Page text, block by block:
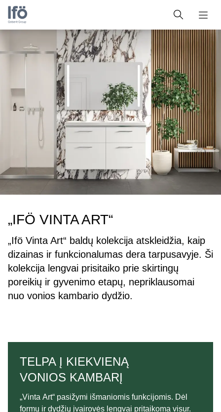
„IFÖ VINTA ART“
„Ifö Vinta Art“ baldų kolekcija atskleidžia, kaip
dizainas ir funkcionalumas dera tarpusavyje. Ši
kolekcija lengvai prisitaiko prie skirtingų
poreikių ir gyvenimo etapų, nepriklausomai
nuo vonios kambario dydžio.
TELPA Į KIEKVIENĄ
VONIOS KAMBARĮ
„Vinta Art“ pasižymi išmaniomis funkcijomis. Dėl
formų ir dydžių įvairovės lengvai pritaikoma visur.